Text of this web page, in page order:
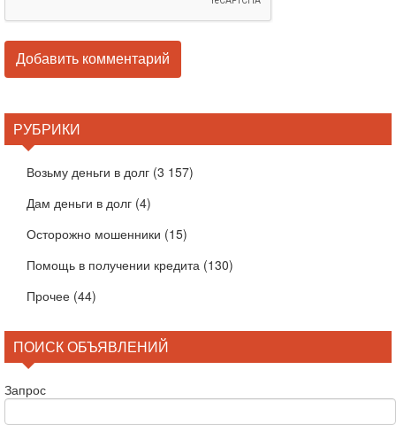
РУБРИКИ
Возьму деньги в долг (3 157)
Дам деньги в долг (4)
Осторожно мошенники (15)
Помощь в получении кредита (130)
Прочее (44)
ПОИСК ОБЪЯВЛЕНИЙ
Запрос